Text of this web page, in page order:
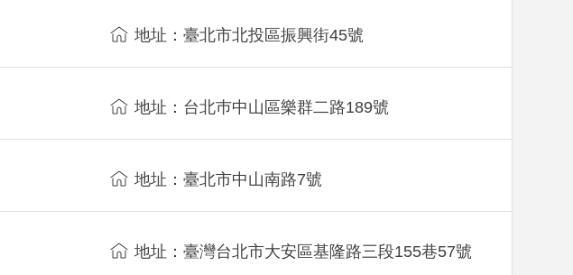
地址：臺北市北投區振興街45號
地址：台北巿中山區樂群二路189號
地址：臺北市中山南路7號
地址：臺灣台北市大安區基隆路三段155巷57號